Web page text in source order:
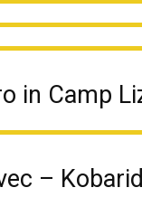
in Camp
– Kobarid